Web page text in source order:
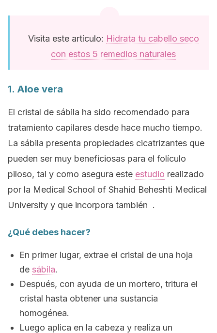
Visita este artículo: Hidrata tu cabello seco
con estos 5 remedios naturales
1. Aloe vera
El cristal de sábila ha sido recomendado para
tratamiento capilares desde hace mucho tiempo.
La sábila presenta propiedades cicatrizantes que
pueden ser muy beneficiosas para el folículo
piloso, tal y como asegura este estudio realizado
por la Medical School of Shahid Beheshti Medical
University y que incorpora también .
¿Qué debes hacer?
En primer lugar, extrae el cristal de una hoja
de sábila.
Después, con ayuda de un mortero, tritura el
cristal hasta obtener una sustancia
homogénea.
Luego aplica en la cabeza y realiza un